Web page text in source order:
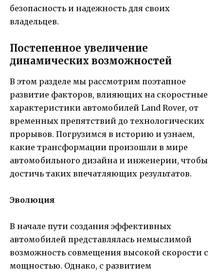
безопасность и надежность для своих
владельцев.
Постепенное увеличение
динамических возможностей
В этом разделе мы рассмотрим поэтапное
развитие факторов, влияющих на скоростные
характеристики автомобилей Land Rover, от
временных препятствий до технологических
прорывов. Погрузимся в историю и узнаем,
какие трансформации произошли в мире
автомобильного дизайна и инженерии, чтобы
достичь таких впечатляющих результатов.
Эволюция
В начале пути создания эффективных
автомобилей представлялась немыслимой
возможность совмещения высокой скорости с
мощностью. Однако, с развитием